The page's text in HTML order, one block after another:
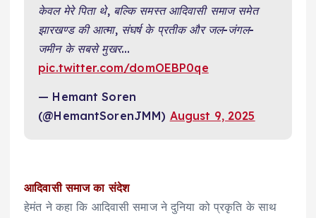
केवल मेरे पिता थे, बल्कि समस्त आदिवासी समाज समेत
झारखण्ड की आत्मा, संघर्ष के प्रतीक और जल-जंगल-
जमीन के सबसे मुखर…
pic.twitter.com/domOEBP0qe
— Hemant Soren
(@HemantSorenJMM) August 9, 2025
आदिवासी समाज का संदेश
हेमंत ने कहा कि आदिवासी समाज ने दुनिया को प्रकृति के साथ